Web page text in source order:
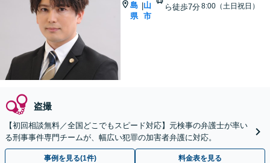
島
県
|山
市
ら徒歩7分8:00（土日祝日）
盗撮
【初回相談無料／全国どこでもスピード対応】元検事の弁護士が率い
る刑事事件専門チームが、幅広い犯罪の加害者弁護に対応。
事例を見る(1件) 料金表を見る